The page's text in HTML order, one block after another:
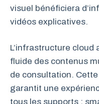
visuel bénéficiera
vidéos explicatives.
L’infrastructure cloud
fluide des contenus
de consultation.
garantit une
tous les supports :